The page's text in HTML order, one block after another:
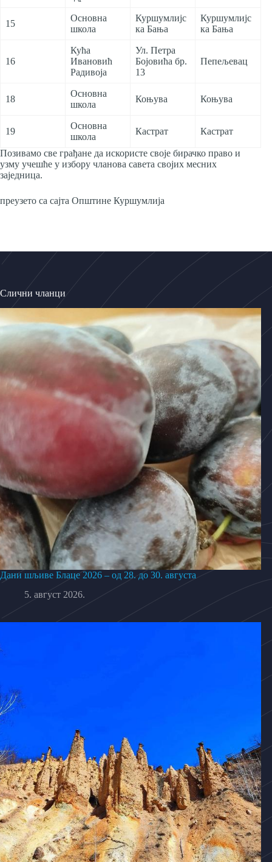
15
Основна
школа
Куршумлијс
ка Бања
Куршумлијс
ка Бања
16
Кућа
Ивановић
Радивоја
Ул. Петра
Бојовића бр.
13
Пепељевац
18
Основна
школа
Коњува Коњува
19
Основна
школа
Кастрат Кастрат
Позивамо све грађане да искористе своје бирачко право и
узму учешће у избору чланова савета својих месних
заједница.
преузето са сајта Општине Куршумлија
Слични чланци
Дани шљиве Блаце 2026 – од 28. до 30. августа
5. август 2026.